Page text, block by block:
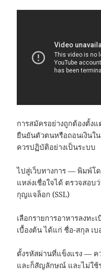
การสมัครอย่างถูกต้องตั้ง
ยืนยันตัวตนหรือถอนเงิน
ควรปฏิบัติอย่างเป็นระบบ
ไปสู่เว็บทางการ — พิมพ์โ
แหล่งเชื่อใจได้ ตรวจสอบ
กุญแจล็อก (SSL)
เลือกรายการอาหารลงท
เบื้องต้น ได้แก่ ชื่อ-สกุล เ
ตั้งรหัสผ่านที่แข็งแรง — ค
และก็สัญลักษณ์ และไม่ใ